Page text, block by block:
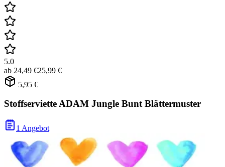
5.0
ab 24,49 €25,99 €
5,95 €
Stoffserviette ADAM Jungle Bunt Blättermuster
1 Angebot